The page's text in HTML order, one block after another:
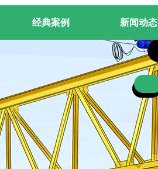
经典案例 新闻动态